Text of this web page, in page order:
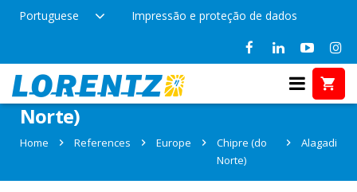
Portuguese Impressão e proteção de dados
References in Alagadi, Chipre (do
Norte)
Home References Europe
Chipre (do
Norte)
Alagadi